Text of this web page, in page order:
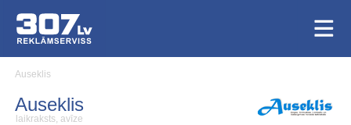
Auseklis
Auseklis
laikraksts, avīze